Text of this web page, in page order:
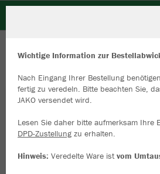
Wichtige Information zur
Nach Eingang Ihrer Bestellung
fertig zu veredeln. Bitte beachten Sie,
JAKO versendet wird.
Lesen Sie daher bitte aufmerksam Ihre
DPD-Zustellung zu erhalten.
Hinweis: Veredelte Ware istvom
Wir verwenden Cookies
Inhalte anzeigen und unsere Website
zu den Cookies findest Du in den
Alle